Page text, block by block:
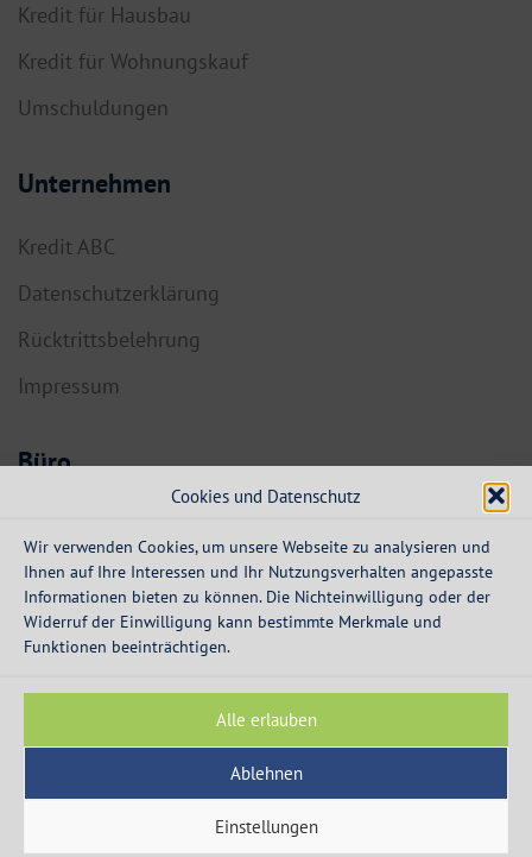
Cookies und Datenschutz
Wir verwenden Cookies, um unsere Webseite zu analysieren und
Ihnen auf Ihre Interessen und Ihr Nutzungsverhalten angepasste
Informationen bieten zu können. Die Nichteinwilligung oder der
Widerruf der Einwilligung kann bestimmte Merkmale und
Funktionen beeinträchtigen.
Alle erlauben
Ablehnen
Einstellungen
Kredit für Hausbau
Kredit für Wohnungskauf
Umschuldungen
Unternehmen
Kredit ABC
Datenschutzerklärung
Rücktrittsbelehrung
Impressum
Büro
Dorf 55a
info@expresskredit.at
MO-DO:
08:30 – 12:30 Uhr
13:30 – 16:00 Uhr
© 2003 - 2026 - Express Kredit - die Spezialisten für